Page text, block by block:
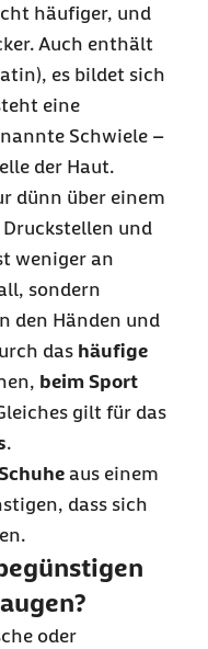
häufiger, und
Auch enthält
es bildet sich
eine
Schwiele –
der Haut.
dünn über einem
und
weniger an
sondern
den Händen und
das häufige
beim Sport
gilt für das
.
aus einem
dass sich
oder